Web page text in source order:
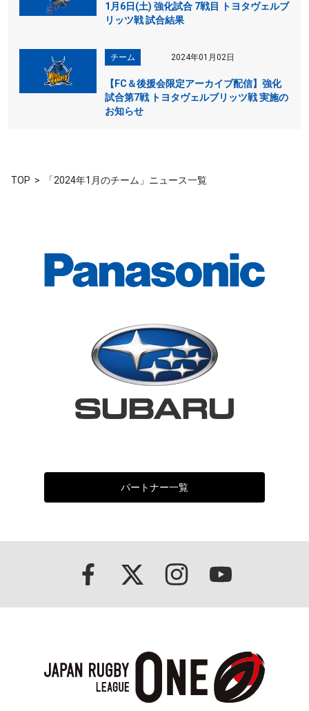
1月6日(土) 強化試合 7戦目 トヨタヴェルブ
リッツ戦 試合結果
チーム 2024年01月02日
【FC＆後援会限定アーカイブ配信】強化
試合第7戦 トヨタヴェルブリッツ戦 実施の
お知らせ
TOP 「2024年1月のチーム」ニュース一覧
パートナー一覧